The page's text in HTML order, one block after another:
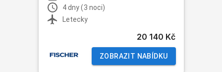
4 dny (3 noci)
Letecky
20 140 Kč
ZOBRAZIT NABÍDKU